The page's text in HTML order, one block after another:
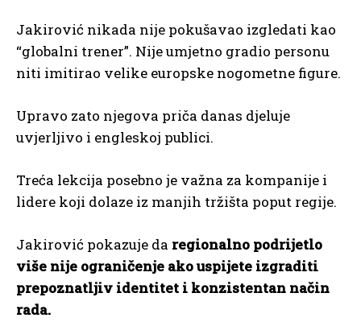
Jakirović nikada nije pokušavao izgledati kao
“globalni trener”. Nije umjetno gradio personu
niti imitirao velike europske nogometne figure.
Upravo zato njegova priča danas djeluje
uvjerljivo i engleskoj publici.
Treća lekcija posebno je važna za kompanije i
lidere koji dolaze iz manjih tržišta poput regije.
Jakirović pokazuje da regionalno podrijetlo
više nije ograničenje ako uspijete izgraditi
prepoznatljiv identitet i konzistentan način
rada.